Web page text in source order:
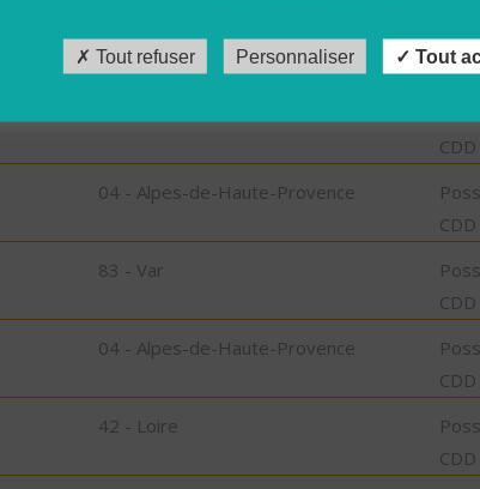
81 - Tarn
CDD
CDD
04 - Alpes-de-Haute-Provence
CDD
83 - Var
CDD
04 - Alpes-de-Haute-Provence
CDD
42 - Loire
CDD
Tout refuser Personnaliser Tout